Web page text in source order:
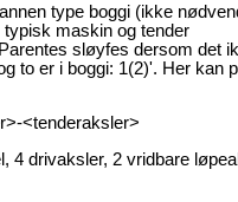
type boggi (ikke
typisk maskin og tender
sløyfes dersom det
to er i boggi: 1(2)'. Her
<tenderaksler>
4 drivaksler, 2 vridbare